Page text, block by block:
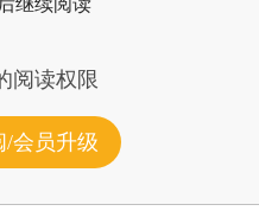
继续阅读
阅读权限
/会员升级